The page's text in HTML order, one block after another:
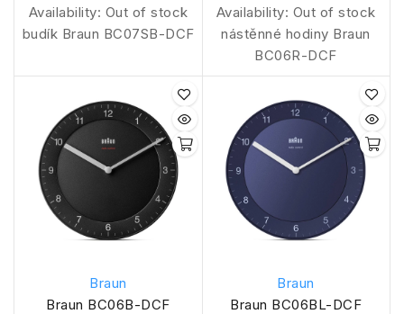
Availability: Out of stock
budík Braun BC07SB-DCF
Availability: Out of stock
nástěnné hodiny Braun
BC06R-DCF
Braun
Braun BC06B-DCF
Braun
Braun BC06BL-DCF